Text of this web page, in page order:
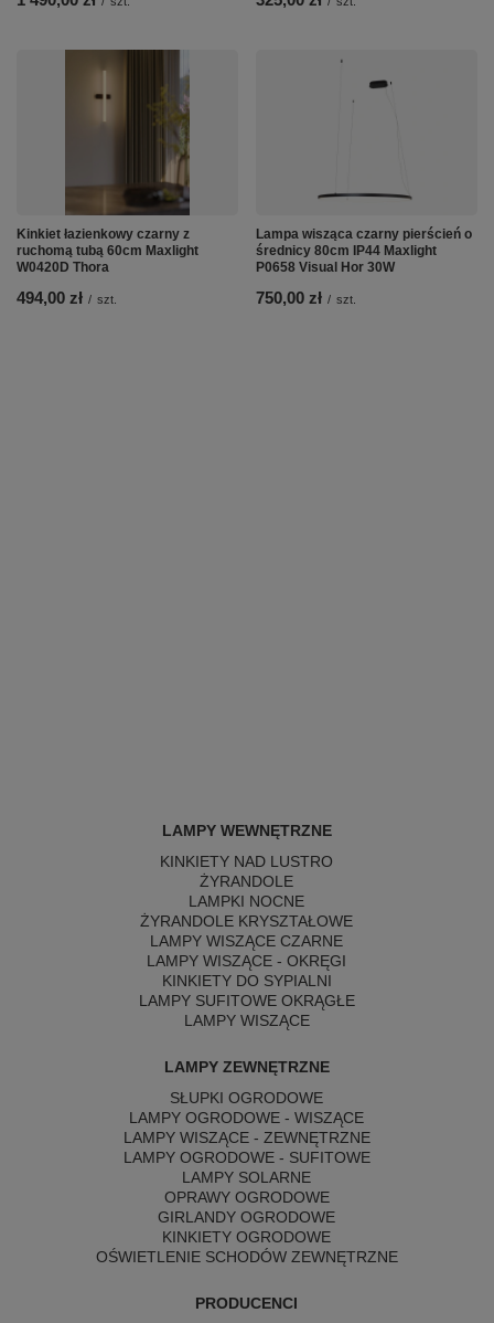
Kinkiet łazienkowy czarny z
ruchomą tubą 60cm Maxlight
W0420D Thora
494,00 zł / szt.
Lampa wisząca czarny pierścień o
średnicy 80cm IP44 Maxlight
P0658 Visual Hor 30W
750,00 zł / szt.
LAMPY WEWNĘTRZNE
KINKIETY NAD LUSTRO
ŻYRANDOLE
LAMPKI NOCNE
ŻYRANDOLE KRYSZTAŁOWE
LAMPY WISZĄCE CZARNE
LAMPY WISZĄCE - OKRĘGI
KINKIETY DO SYPIALNI
LAMPY SUFITOWE OKRĄGŁE
LAMPY WISZĄCE
LAMPY ZEWNĘTRZNE
SŁUPKI OGRODOWE
LAMPY OGRODOWE - WISZĄCE
LAMPY WISZĄCE - ZEWNĘTRZNE
LAMPY OGRODOWE - SUFITOWE
LAMPY SOLARNE
OPRAWY OGRODOWE
GIRLANDY OGRODOWE
KINKIETY OGRODOWE
OŚWIETLENIE SCHODÓW ZEWNĘTRZNE
PRODUCENCI